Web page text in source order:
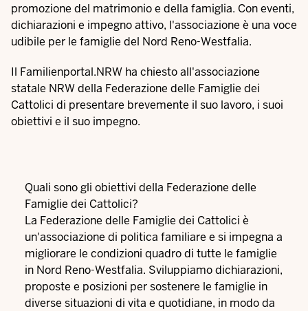
promozione del matrimonio e della famiglia. Con eventi,
dichiarazioni e impegno attivo, l'associazione è una voce
udibile per le famiglie del Nord Reno-Westfalia.
Il Familienportal.NRW ha chiesto all'associazione
statale NRW della Federazione delle Famiglie dei
Cattolici di presentare brevemente il suo lavoro, i suoi
obiettivi e il suo impegno.
Quali sono gli obiettivi della Federazione delle
Famiglie dei Cattolici?
La Federazione delle Famiglie dei Cattolici è
un'associazione di politica familiare e si impegna a
migliorare le condizioni quadro di tutte le famiglie
in Nord Reno-Westfalia. Sviluppiamo dichiarazioni,
proposte e posizioni per sostenere le famiglie in
diverse situazioni di vita e quotidiane, in modo da